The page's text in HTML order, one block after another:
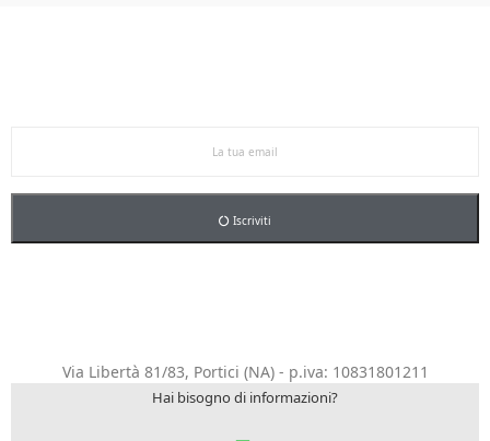
Iscriviti
Via Libertà 81/83, Portici (NA) - p.iva: 10831801211
Hai bisogno di informazioni?